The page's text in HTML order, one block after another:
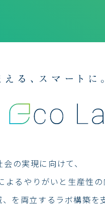
の実現に向けて、
るやりがいと生産性の
を両立するラボ構築を